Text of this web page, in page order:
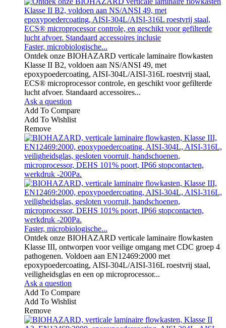
Faster, microbiologische...
Ontdek onze BIOHAZARD verticale laminaire flowkasten
Klasse II B2, voldoen aan NS/ANSI 49, met
epoxypoedercoating, AISI-304L/AISI-316L roestvrij staal,
ECS® microprocessor controle, en geschikt voor gefilterde
lucht afvoer. Standaard accessoires...
Ask a question
Add To Compare
Add To Wishlist
Remove
Faster, microbiologische...
Ontdek onze BIOHAZARD verticale laminaire flowkasten
Klasse III, ontworpen voor veilige omgang met CDC groep 4
pathogenen. Voldoen aan EN12469:2000 met
epoxypoedercoating, AISI-304L/AISI-316L roestvrij staal,
veiligheidsglas en een op microprocessor...
Ask a question
Add To Compare
Add To Wishlist
Remove